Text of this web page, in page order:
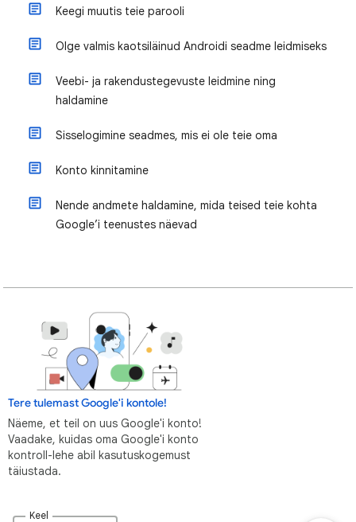
Keegi muutis teie parooli
Olge valmis kaotsiläinud Androidi seadme leidmiseks
Veebi- ja rakendustegevuste leidmine ning
haldamine
Sisselogimine seadmes, mis ei ole teie oma
Konto kinnitamine
Nende andmete haldamine, mida teised teie kohta
Google’i teenustes näevad
Tere tulemast Google'i kontole!
Näeme, et teil on uus Google'i konto!
Vaadake, kuidas oma Google'i konto
kontroll-lehe abil kasutuskogemust
täiustada.
Keel